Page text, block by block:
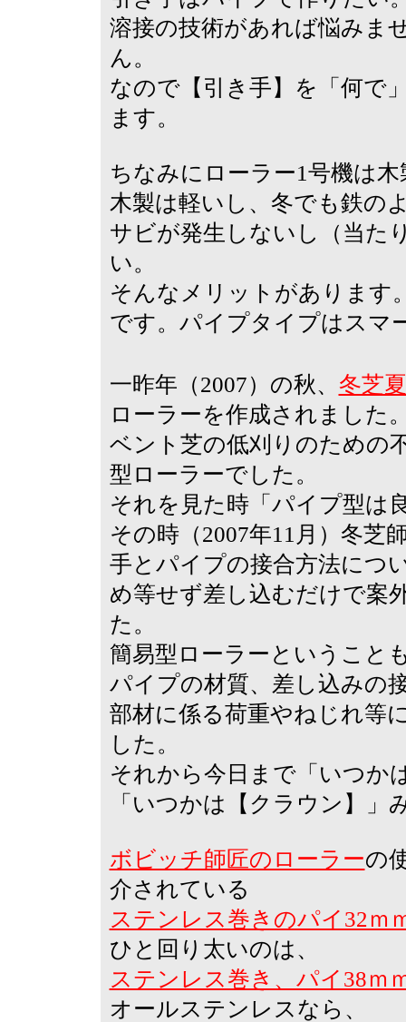
溶接の技術があれば悩みま
ん。
なので【引き手】を「何で
ます。
ちなみにローラー1号機は
木製は軽いし、冬でも鉄の
サビが発生しないし（当た
い。
そんなメリットがあります
です。パイプタイプはスマ
一昨年（2007）の秋、 冬芝
ローラーを作成されました
ベント芝の低刈りのための
型ローラーでした。
それを見た時「パイプ型は
その時（2007年11月）冬芝
手とパイプの接合方法につ
め等せず差し込むだけで案
た。
簡易型ローラーということ
パイプの材質、差し込みの
部材に係る荷重やねじれ等
した。
それから今日まで「いつか
「いつかは【クラウン】」
ボビッチ師匠のローラーの
介されている
ステンレス巻きのパイ32ｍ
ひと回り太いのは、
ステンレス巻き、パイ38ｍ
オールステンレスなら、